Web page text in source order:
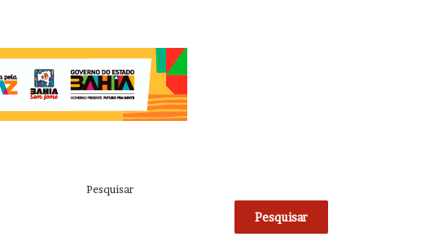
Pesquisar
Pesquisar